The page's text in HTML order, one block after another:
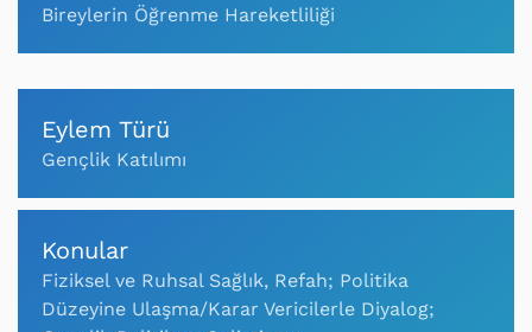
Bireylerin Öğrenme Hareketliliği
Eylem Türü
Gençlik Katılımı
Konular
Fiziksel ve Ruhsal Sağlık, Refah; Politika
Düzeyine Ulaşma/Karar Vericilerle Diyalog;